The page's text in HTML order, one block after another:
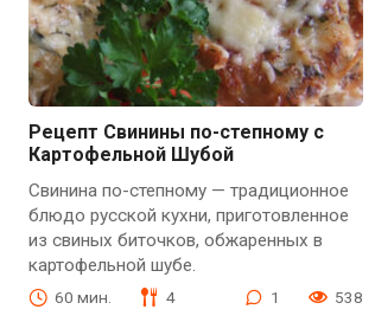
Рецепт Свинины по-степному с
Картофельной Шубой
Свинина по-степному — традиционное
блюдо русской кухни, приготовленное
из свиных биточков, обжаренных в
картофельной шубе.
60 мин. 4 1 538